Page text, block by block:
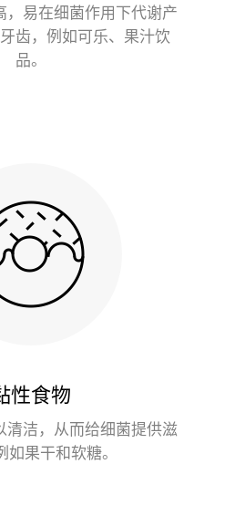
，易在细菌作用下代谢产
齿，例如可乐、果汁饮
品。
性食物
清洁，从而给细菌提供滋
如果干和软糖。